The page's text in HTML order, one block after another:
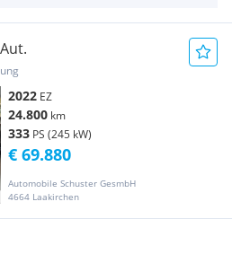
2022 EZ
24.800 km
333 PS (245 kW)
Automobile Schuster GesmbH
4664 Laakirchen
€ 69.880